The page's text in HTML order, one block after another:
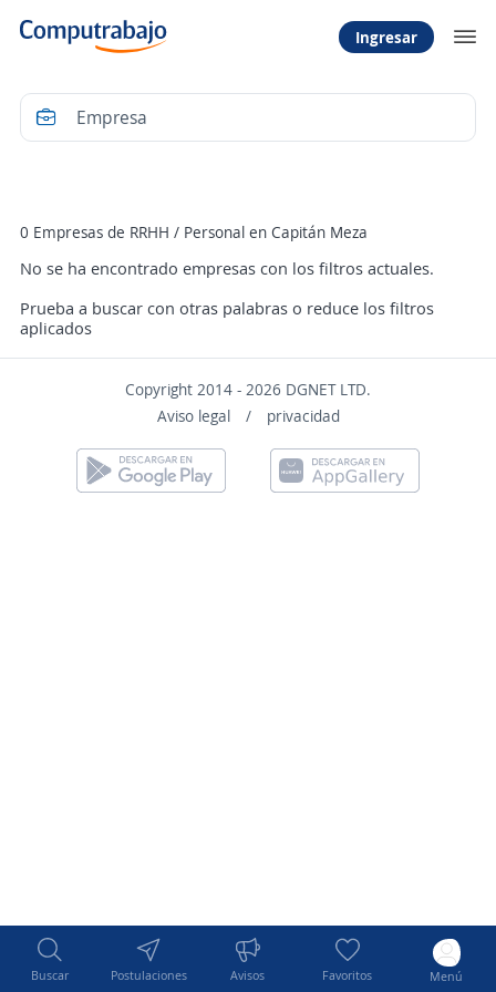
Ingresar
Buscar Postulaciones Avisos Favoritos Menú
0 Empresas de RRHH / Personal en Capitán Meza
No se ha encontrado empresas con los filtros actuales.
Prueba a buscar con otras palabras o reduce los filtros
aplicados
Copyright 2014 - 2026 DGNET LTD.
Aviso legal
/ privacidad